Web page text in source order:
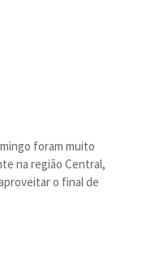
foram muito
na região Central,
o final de